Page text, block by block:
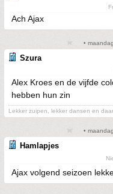
Ach Ajax
•
Szura
Alex Kroes en de vijfde
hebben hun zin
Lekker zuipen, lekker dansen en
•
Hamlapjes
Ajax volgend seizoen